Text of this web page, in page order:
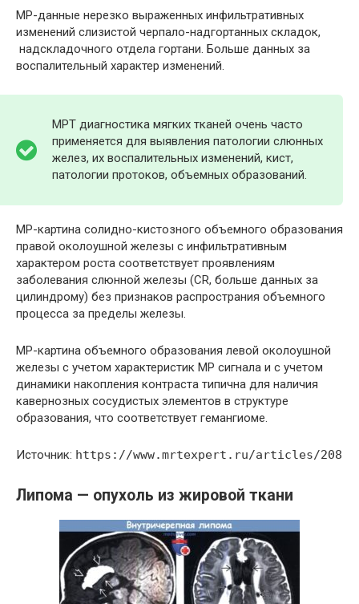
МР-данные нерезко выраженных инфильтративных
изменений слизистой черпало-надгортанных складок,
надскладочного отдела гортани. Больше данных за
воспалительный характер изменений.
МРТ диагностика мягких тканей очень часто
применяется для выявления патологии слюнных
желез, их воспалительных изменений, кист,
патологии протоков, объемных образований.
МР-картина солидно-кистозного объемного образования
правой околоушной железы с инфильтративным
характером роста соответствует проявлениям
заболевания слюнной железы (СR, больше данных за
цилиндрому) без признаков распространия объемного
процесса за пределы железы.
МР-картина объемного образования левой околоушной
железы с учетом характеристик МР сигнала и с учетом
динамики накопления контраста типична для наличия
кавернозных сосудистых элементов в структуре
образования, что соответствует гемангиоме.
Источник: https://www.mrtexpert.ru/articles/208
Липома — опухоль из жировой ткани